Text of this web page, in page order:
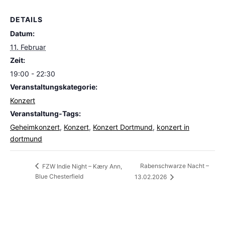
DETAILS
Datum:
11. Februar
Zeit:
19:00 - 22:30
Veranstaltungskategorie:
Konzert
Veranstaltung-Tags:
Geheimkonzert, Konzert, Konzert Dortmund, konzert in
dortmund
FZW Indie Night – Kæry Ann,
Blue Chesterfield
Rabenschwarze Nacht –
13.02.2026